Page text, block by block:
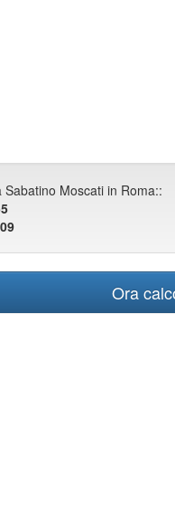
Moscati in Roma::
Ora